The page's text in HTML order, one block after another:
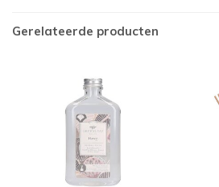
Gerelateerde producten